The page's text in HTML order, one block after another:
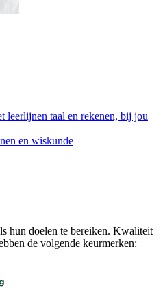
leerlijnen taal en rekenen, bij jou
en wiskunde
hun doelen te bereiken. Kwaliteit
de volgende keurmerken: